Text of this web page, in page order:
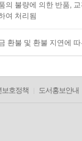
의 불량에 의한 반품,
여 처리됨
환불 및 환불 지연에
보호정책 도서홍보안내